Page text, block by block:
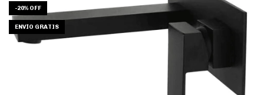
-20% OFF
ENVÍO GRATIS